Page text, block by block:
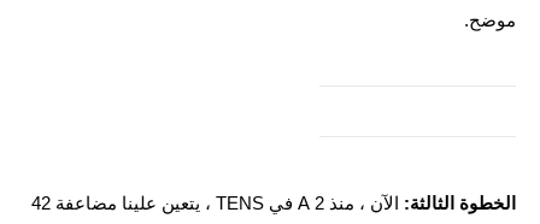
موضح.
الخطوة الثالثة:
الآن ، منذ 2 A في TENS ، يتعين علينا مضاعفة 42